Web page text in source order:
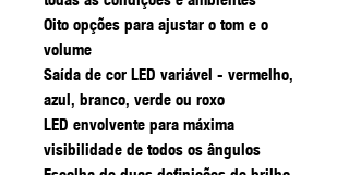
Oito opções para ajustar o tom e o
volume
Saída de cor LED variável - vermelho,
azul, branco, verde ou roxo
LED envolvente para máxima
visibilidade de todos os ângulos